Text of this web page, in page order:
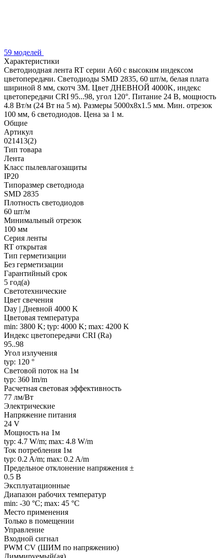
59 моделей
Характеристики
Светодиодная лента RT серии A60 с высоким индексом
цветопередачи. Светодиоды SMD 2835, 60 шт/м, белая плата
шириной 8 мм, скотч 3М. Цвет ДНЕВНОЙ 4000K, индекс
цветопередачи CRI 95...98, угол 120°. Питание 24 В, мощность
4.8 Вт/м (24 Вт на 5 м). Размеры 5000х8х1.5 мм. Мин. отрезок
100 мм, 6 светодиодов. Цена за 1 м.
Общие
Артикул
021413(2)
Тип товара
Лента
Класс пылевлагозащиты
IP20
Типоразмер светодиода
SMD 2835
Плотность светодиодов
60 шт/м
Минимальный отрезок
100 мм
Серия ленты
RT открытая
Тип герметизации
Без герметизации
Гарантийный срок
5 год(а)
Светотехнические
Цвет свечения
Day | Дневной 4000 K
Цветовая температура
min: 3800 K; typ: 4000 K; max: 4200 K
Индекс цветопередачи CRI (Ra)
95..98
Угол излучения
typ: 120 °
Световой поток на 1м
typ: 360 lm/m
Расчетная световая эффективность
77 лм/Вт
Электрические
Напряжение питания
24 V
Мощность на 1м
typ: 4.7 W/m; max: 4.8 W/m
Ток потребления 1м
typ: 0.2 A/m; max: 0.2 A/m
Предельное отклонение напряжения ±
0.5 В
Эксплуатационные
Диапазон рабочих температур
min: -30 °C; max: 45 °C
Место применения
Только в помещении
Управление
Входной сигнал
PWM СV (ШИМ по напряжению)
Диммируемый(ая)